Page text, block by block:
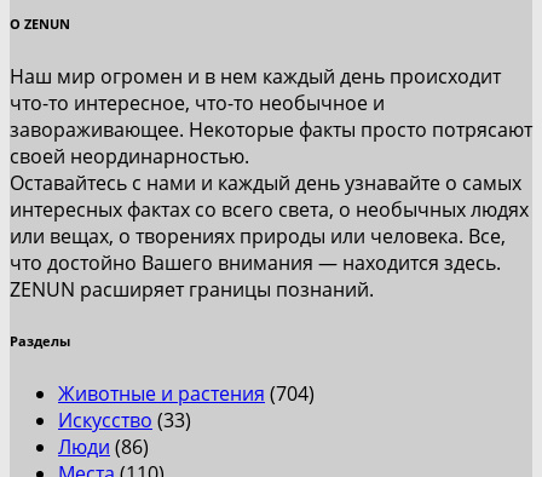
О ZENUN
Наш мир огромен и в нем каждый день происходит
что-то интересное, что-то необычное и
завораживающее. Некоторые факты просто потрясают
своей неординарностью.
Оставайтесь с нами и каждый день узнавайте о самых
интересных фактах со всего света, о необычных людях
или вещах, о творениях природы или человека. Все,
что достойно Вашего внимания — находится здесь.
ZENUN расширяет границы познаний.
Разделы
Животные и растения (704)
Искусство (33)
Люди (86)